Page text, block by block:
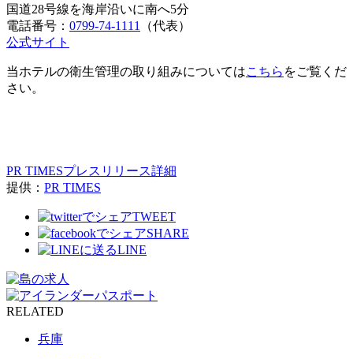
国道28号線を海岸沿いに南へ5分
電話番号： 0799-74-1111
（代表）
公式サイト
当ホテルの衛生管理の取り組みについてはこちら をご覧くだ
さい。
PR TIMESプレスリリース詳細
提供： PR TIMES
TWEET
SHARE
LINE
RELATED
兵庫